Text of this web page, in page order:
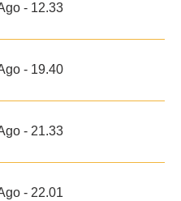
- 12.33
- 19.40
- 21.33
- 22.01